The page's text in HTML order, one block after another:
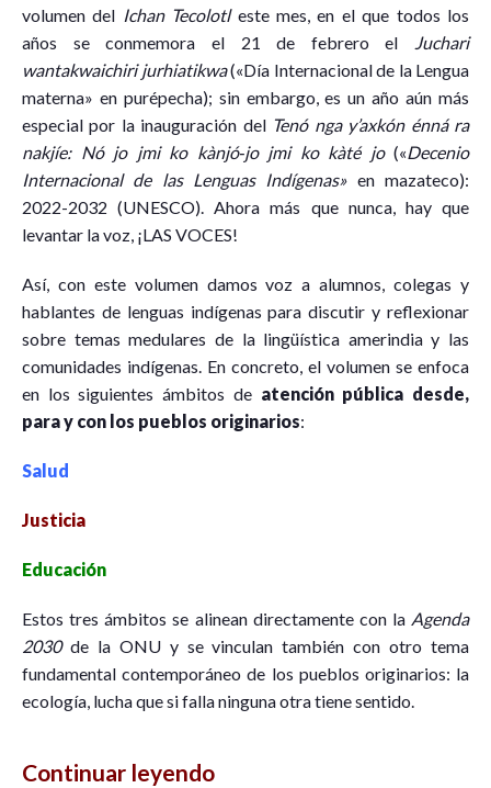
volumen del Ichan Tecolotleste mes, en el que todos los
años se conmemora el 21 de febrero el Juchari
wantakwaichiri jurhiatikwa(«Día Internacional de la Lengua
materna» en purépecha); sin embargo, es un año aún más
especial por la inauguración del Tenó nga y’axkón énná ra
nakjíe: Nó jo jmi ko kànjó‑jo jmi ko kàté jo («Decenio
Internacional de las Lenguas Indígenas»en mazateco):
2022-2032 (UNESCO). Ahora más que nunca, hay que
levantar la voz, ¡LAS VOCES!
Así, con este volumen damos voz a alumnos, colegas y
hablantes de lenguas indígenas para discutir y reflexionar
sobre temas medulares de la lingüística amerindia y las
comunidades indígenas. En concreto, el volumen se enfoca
en los siguientes ámbitos de atención pública desde,
para y con los pueblos originarios:
Salud
Justicia
Educación
Estos tres ámbitos se alinean directamente con la Agenda
2030de la ONU y se vinculan también con otro tema
fundamental contemporáneo de los pueblos originarios: la
ecología, lucha que si falla ninguna otra tiene sentido.
Continuar leyendo